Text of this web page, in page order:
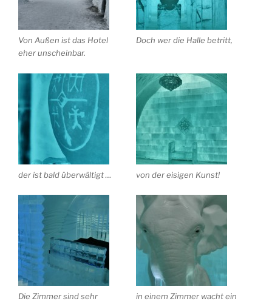
Von Außen ist das Hotel
eher unscheinbar.
Doch wer die Halle betritt,
der ist bald überwältigt … von der eisigen Kunst!
Die Zimmer sind sehr
in einem Zimmer wacht ein